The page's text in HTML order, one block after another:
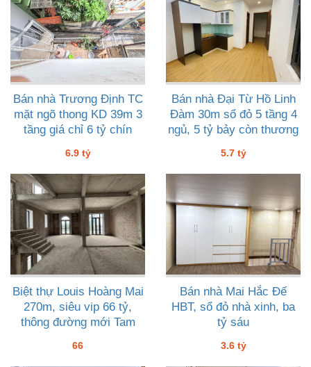
Bán nhà Trương Định TC
mặt ngõ thong KD 39m 3
tầng giá chỉ 6 tỷ chín
6.9 tỷ
Bán nhà Đại Từ Hồ Linh
Đàm 30m sổ đỏ 5 tầng 4
ngủ, 5 tỷ bảy còn thương
5.7 tỷ
Biệt thự Louis Hoàng Mai
270m, siêu vip 66 tỷ,
thông đường mới Tam
66
Bán nhà Mai Hắc Đế
HBT, sổ đỏ nhà xinh, ba
tỷ sáu
3.6 tỷ